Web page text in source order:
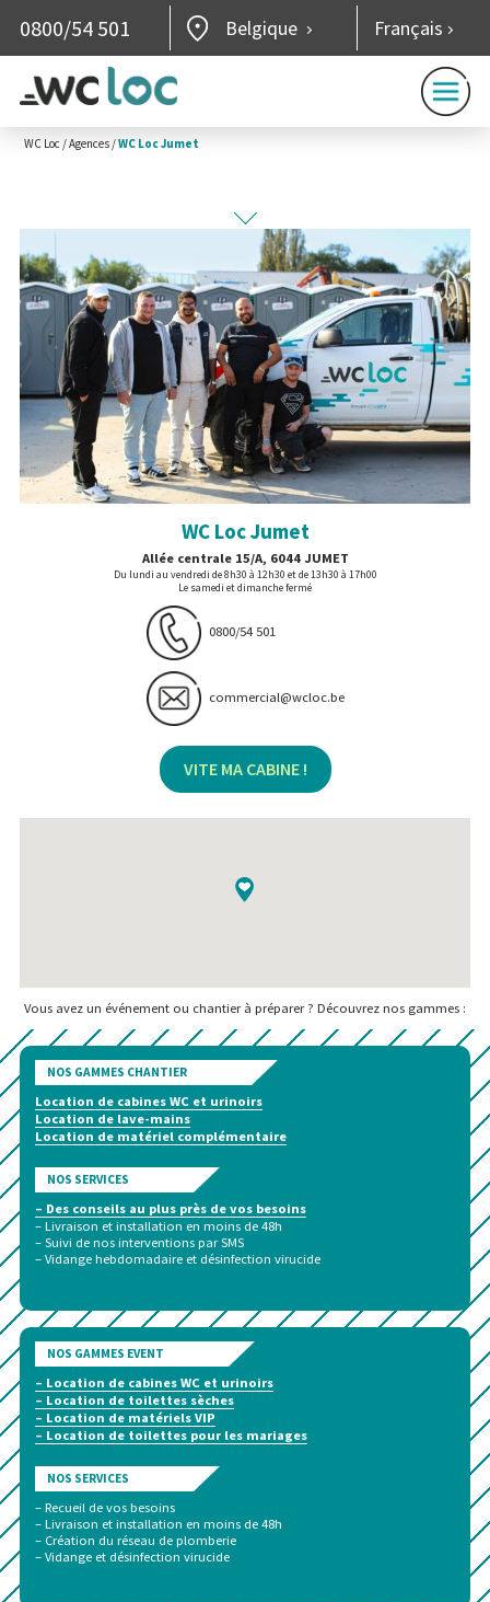
0800/54 501 Belgique Français
WC Loc /Agences /WC Loc Jumet
WC Loc Jumet
Allée centrale 15/A, 6044 JUMET
Du lundi au vendredi de 8h30 à 12h30 et de 13h30 à 17h00
Le samedi et dimanche fermé
0800/54 501
commercial@wcloc.be
VITE MA CABINE !
Vous avez un événement ou chantier à préparer ? Découvrez nos gammes :
NOS GAMMES CHANTIER
Location de cabines WC et urinoirs
Location de lave-mains
Location de matériel complémentaire
NOS SERVICES
– Des conseils au plus près de vos besoins
– Livraison et installation en moins de 48h
– Suivi de nos interventions par SMS
– Vidange hebdomadaire et désinfection virucide
NOS GAMMES EVENT
– Location de cabines WC et urinoirs
– Location de toilettes sèches
– Location de matériels VIP
– Location de toilettes pour les mariages
NOS SERVICES
– Recueil de vos besoins
– Livraison et installation en moins de 48h
– Création du réseau de plomberie
– Vidange et désinfection virucide